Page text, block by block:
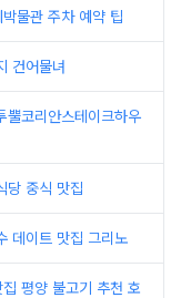
물관 주차 예약 팁
건어물녀
뿔코리안스테이크하우
당 중식 맛집
데이트 맛집 그리노
평양 불고기 추천 호